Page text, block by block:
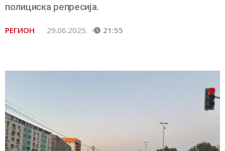
полициска репресија.
РЕГИОН 29.06.2025. 21:55